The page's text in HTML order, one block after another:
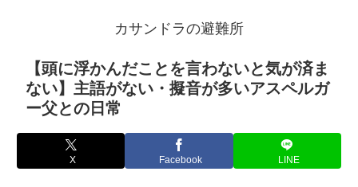
カサンドラの避難所
【頭に浮かんだことを言わないと気が済ま
ない】主語がない・擬音が多いアスペルガ
ー父との日常
X Facebook LINE